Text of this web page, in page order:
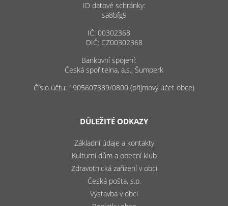
ID datové schránky:
sa8bfg9
IČ: 00302368
DIČ: CZ00302368
Bankovní spojení:
Česká spořitelna, a.s., Šumperk
Číslo účtu: 1905607389/0800 (příjmový účet obce)
DŮLEŽITÉ ODKAZY
Základní údaje a kontakty
Kulturní dům a obecní klub
Zdravotnická zařízení v obci
Česká pošta, s.p.
Výstavba v obci